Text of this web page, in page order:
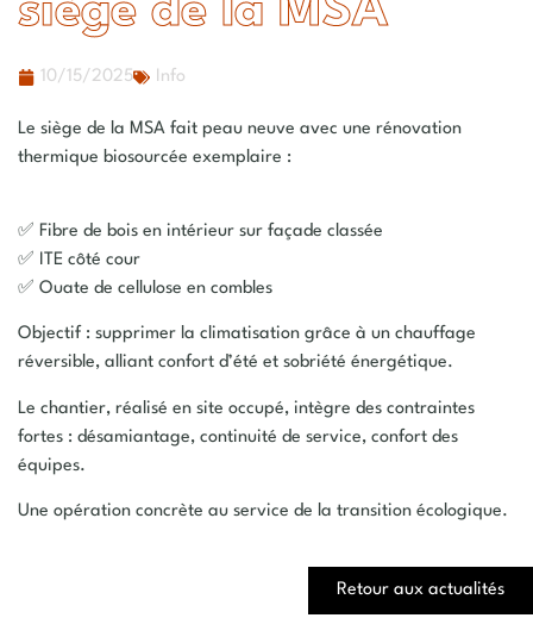
siège de la MSA
10/15/2025 Info
Le siège de la MSA fait peau neuve avec une rénovation
thermique biosourcée exemplaire :
✅ Fibre de bois en intérieur sur façade classée
✅
ITE côté cour
✅ Ouate de cellulose en combles
Objectif : supprimer la climatisation grâce à un chauffage
réversible, alliant confort d’été et sobriété énergétique.
Le chantier, réalisé en site occupé, intègre des contraintes
fortes : désamiantage, continuité de service, confort des
équipes.
Une opération concrète au service de la transition écologique.
Retour aux actualités